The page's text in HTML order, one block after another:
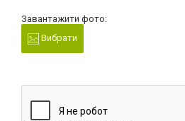
Завантажити фото:
Вибрати